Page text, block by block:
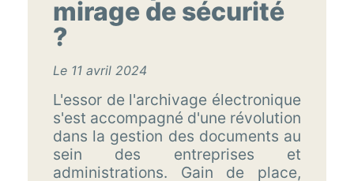
mirage de sécurité
?
Le 11 avril 2024
L'essor de l'archivage électronique
s'est accompagné d'une révolution
dans la gestion des documents au
sein des entreprises et
administrations. Gain de place,